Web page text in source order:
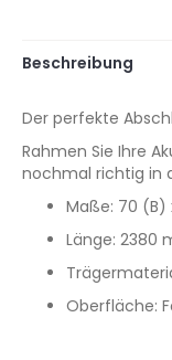
Beschreibung
Der perfekte
Rahmen Sie Ihre
nochmal richtig in
Maße: 70
Länge: 2380
Oberfläche: